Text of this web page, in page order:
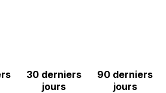
30 derniers
jours
90 derniers
jours